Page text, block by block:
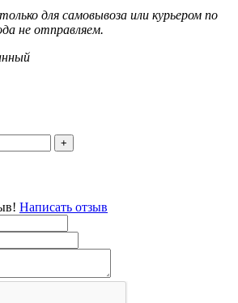
для самовывоза или курьером по
не отправляем.
+
Написать отзыв